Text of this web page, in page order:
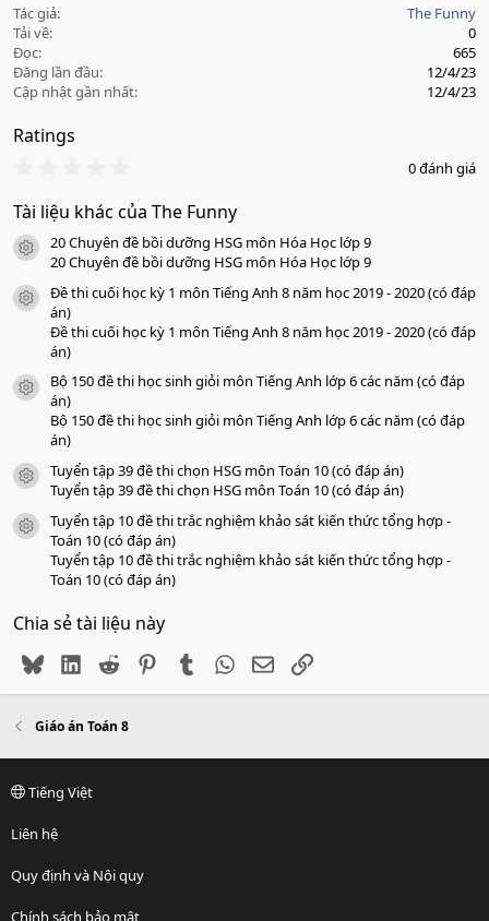
Tác giả
The Funny
Tải về
0
Đọc
665
Đăng lần đầu
12/4/23
Cập nhật gần nhất
12/4/23
Ratings
0
0
s
a
o
0 đánh giá
Tài liệu khác của The Funny
icon tài liệu
20 Chuyên đề bồi dưỡng HSG môn Hóa Học lớp 9
20 Chuyên đề bồi dưỡng HSG môn Hóa Học lớp 9
icon tài liệu
Đề thi cuối học kỳ 1 môn Tiếng Anh 8 năm học 2019 - 2020 (có đáp
án)
Đề thi cuối học kỳ 1 môn Tiếng Anh 8 năm học 2019 - 2020 (có đáp
án)
icon tài liệu
Bộ 150 đề thi học sinh giỏi môn Tiếng Anh lớp 6 các năm (có đáp
án)
Bộ 150 đề thi học sinh giỏi môn Tiếng Anh lớp 6 các năm (có đáp
án)
icon tài liệu
Tuyển tập 39 đề thi chọn HSG môn Toán 10 (có đáp án)
Tuyển tập 39 đề thi chọn HSG môn Toán 10 (có đáp án)
icon tài liệu
Tuyển tập 10 đề thi trắc nghiệm khảo sát kiến thức tổng hợp -
Toán 10 (có đáp án)
Tuyển tập 10 đề thi trắc nghiệm khảo sát kiến thức tổng hợp -
Toán 10 (có đáp án)
Chia sẻ tài liệu này
BlueskyLinkedIn
Reddit PinterestTumblr WhatsApp
EmailLink
Giáo án Toán 8
Tiếng Việt
Liên hệ
Quy định và Nội quy
Chính sách bảo mật